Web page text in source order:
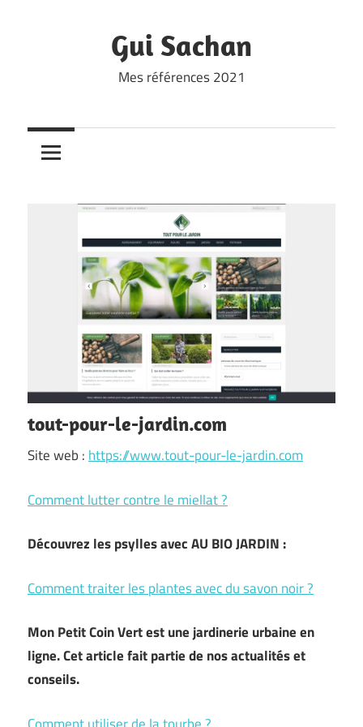
Gui Sachan
Mes références 2021
tout-pour-le-jardin.com
Site web : https://www.tout-pour-le-jardin.com
Comment lutter contre le miellat ?
Découvrez les psylles avec AU BIO JARDIN :
Comment traiter les plantes avec du savon noir ?
Mon Petit Coin Vert est une jardinerie urbaine en
ligne. Cet article fait partie de nos actualités et
conseils.